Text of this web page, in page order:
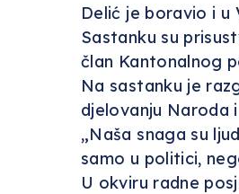
Delić je boravio i u
Sastanku su
član Kantonalnog
Na sastanku je
djelovanju Naroda
„Naša snaga su
samo u politici,
U okviru radne